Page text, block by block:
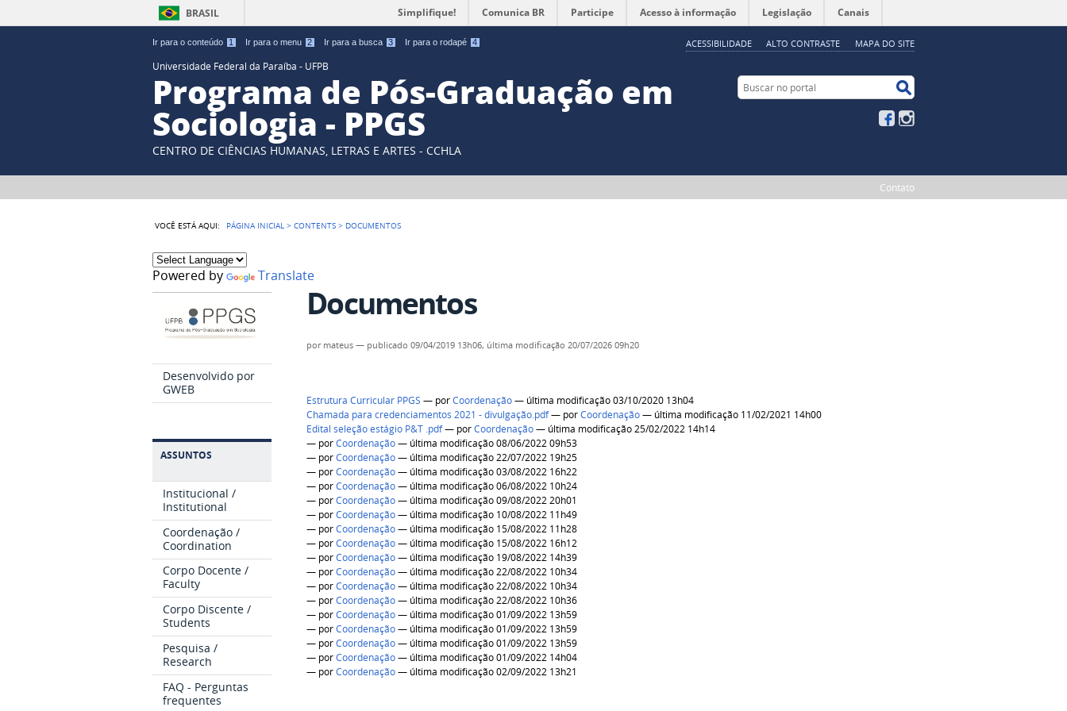
Ir para o conteúdo 1 Ir para o menu 2 Ir para a busca 3 Ir para o rodapé 4 ACESSIBILIDADE ALTO CONTRASTE MAPA DO SITE
BRASIL Simplifique! Comunica BR Participe Acesso à informação Legislação Canais
Universidade Federal da Paraíba - UFPB
Programa de Pós-Graduação em
Sociologia - PPGS
CENTRO DE CIÊNCIAS HUMANAS, LETRAS E ARTES - CCHLA
Buscar no portal
Facebook
Contato
VOCÊ ESTÁ AQUI: PÁGINA INICIAL >CONTENTS > DOCUMENTOS
Powered by Translate
Desenvolvido por
GWEB
ASSUNTOS
Institucional /
Institutional
Coordenação /
Coordination
Corpo Docente /
Faculty
Corpo Discente /
Students
Pesquisa /
Research
FAQ - Perguntas
frequentes
Documentos
por mateus — publicado 09/04/2019 13h06, última modificação 20/07/2026 09h20
Estrutura Curricular PPGS — porCoordenação— última modificação 03/10/2020 13h04
Chamada para credenciamentos 2021 - divulgação.pdf— porCoordenação— última modificação 11/02/2021 14h00
Edital seleção estágio P&T .pdf— porCoordenação— última modificação 25/02/2022 14h14
— porCoordenação— última modificação 08/06/2022 09h53
— porCoordenação— última modificação 22/07/2022 19h25
— porCoordenação— última modificação 03/08/2022 16h22
— porCoordenação— última modificação 06/08/2022 10h24
— porCoordenação— última modificação 09/08/2022 20h01
— porCoordenação— última modificação 10/08/2022 11h49
— porCoordenação— última modificação 15/08/2022 11h28
— porCoordenação— última modificação 15/08/2022 16h12
— porCoordenação— última modificação 19/08/2022 14h39
— porCoordenação— última modificação 22/08/2022 10h34
— porCoordenação— última modificação 22/08/2022 10h34
— porCoordenação— última modificação 22/08/2022 10h36
— porCoordenação— última modificação 01/09/2022 13h59
— porCoordenação— última modificação 01/09/2022 13h59
— porCoordenação— última modificação 01/09/2022 13h59
— porCoordenação— última modificação 01/09/2022 14h04
— porCoordenação— última modificação 02/09/2022 13h21